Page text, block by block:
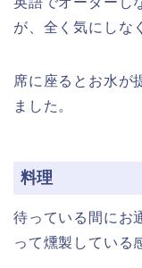
が、全く気にしな
席に座るとお水が
ました。
料理
待っている間にお
って燻製している